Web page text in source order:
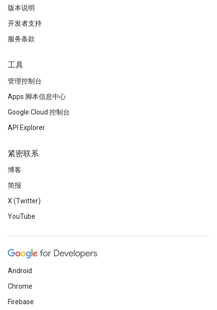
版本说明
开发者支持
服务条款
工具
管理控制台
Apps 脚本信息中心
Google Cloud 控制台
API Explorer
紧密联系
博客
简报
X (Twitter)
YouTube
Android
Chrome
Firebase